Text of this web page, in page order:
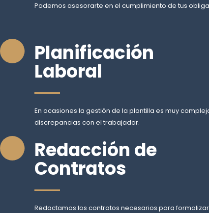
Podemos asesorarte en el cumplimiento de tus
Planificación
Laboral
En ocasiones la gestión de la plantilla es muy
discrepancias con el trabajador.
Redacción de
Contratos
Redactamos los contratos necesarios para